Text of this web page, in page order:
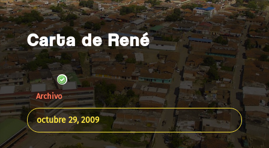
Carta de René
Archivo
octubre 29, 2009